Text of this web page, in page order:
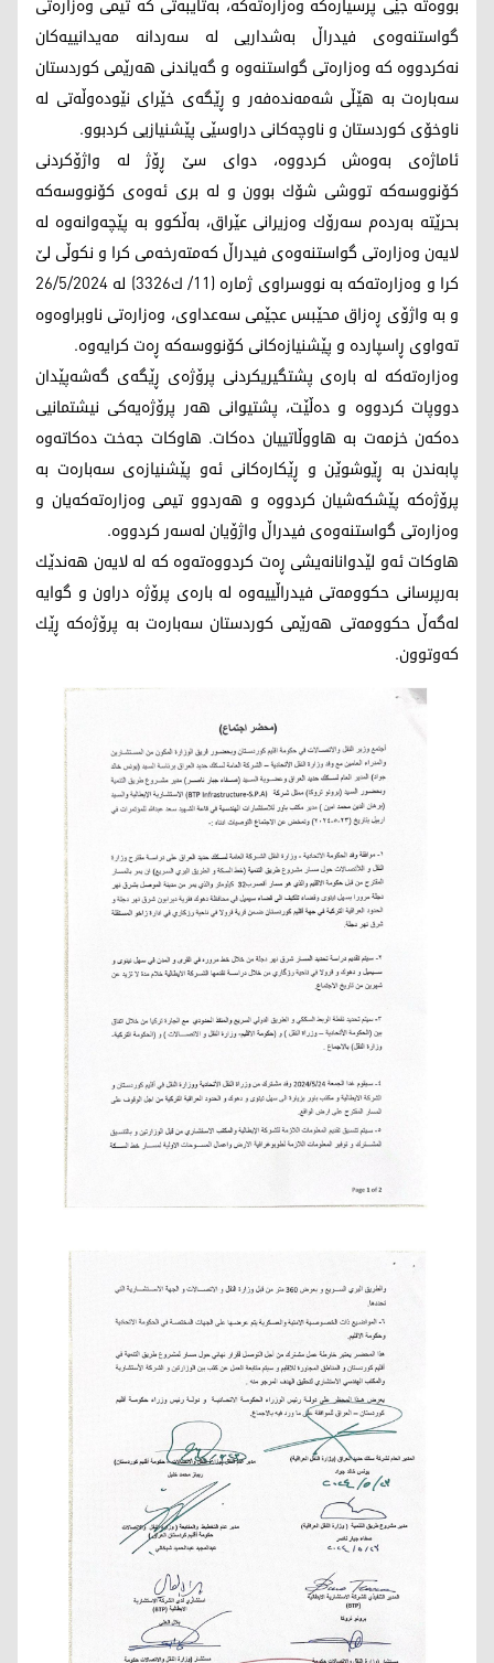
گواستنه‌وه‌ی فیدراڵ به‌شداریی له‌ سه‌ردانه‌ مه‌یدانییه‌كان
نه‌كردووه‌ كه‌ وه‌زاره‌تی گواستنه‌وه و گه‌یاندنی هه‌رێمی كوردستان
سه‌باره‌ت به‌ هێڵی شه‌مه‌نده‌فه‌ر و ڕێگه‌ی خێرای نێوده‌وڵه‌تی له‌
ناوخۆی كوردستان و ناوچه‌كانی دراوسێی پێشنیازیی كردبوو.
ئاماژه‌ی به‌وه‌ش كردووه‌، دوای سێ ڕۆژ له‌ واژۆكردنی
كۆنووسه‌كه‌ تووشی شۆك بوون و له‌ بری ئه‌وه‌ی كۆنووسه‌كه‌
بحرێته‌ به‌رده‌م سه‌رۆك وه‌زیرانی عێراق، به‌ڵكوو به‌ پێچه‌وانه‌وه‌ له‌
لایه‌ن وه‌زاره‌تی گواستنه‌وه‌ی فیدراڵ كه‌مته‌رخه‌می كرا و نكوڵی لێ
كرا و وه‌زاره‌ته‌كه‌ به‌ نووسراوی ژماره‌ (11/ ك3326) له‌ 26/5/2024
و به‌ واژۆی ڕه‌زاق محێبس عجێمی سه‌عداوی، وه‌زاره‌تی ناوبراوه‌وه‌
ته‌واوی ڕاسپارده‌ و پێشنیازه‌كانی كۆنووسه‌كه‌ ڕه‌ت كرایه‌وه‌.
وه‌زاره‌تەکە له‌ باره‌ی پشتگیریكردنی پرۆژه‌ی ڕێگه‌ی گه‌شه‌پێدان
دووپات كردووه‌ و ده‌ڵێت، پشتیوانی هه‌ر پرۆژه‌یه‌كی نیشتمانیی
ده‌كه‌ن خزمه‌ت به‌ هاووڵاتییان ده‌كات. هاوكات جه‌خت ده‌كاته‌وه‌
پابه‌ندن به‌ ڕێوشوێن و ڕێكاره‌كانی ئه‌و پێشنیازه‌ی سه‌باره‌ت به‌
پرۆژه‌كه‌ پێشكه‌شیان كردووه‌ و هه‌ردوو تیمی وه‌زاره‌ته‌كه‌یان و
وه‌زاره‌تی گواستنه‌وه‌ی فیدراڵ واژۆیان له‌سه‌ر كردووه‌.
هاوکات ئه‌و لێدوانانه‌یشی ڕه‌ت كردووه‌ته‌وه‌ كه‌ له‌ لایه‌ن هه‌ندێك
به‌رپرسانی حكوومه‌تی فیدراڵییه‌وه‌ له‌ باره‌ی پرۆژه‌ دراون و گوایه‌
له‌گه‌ڵ حكوومه‌تی هه‌رێمی كوردستان سه‌باره‌ت به‌ پرۆژه‌كه‌ ڕێك
كه‌وتوون.